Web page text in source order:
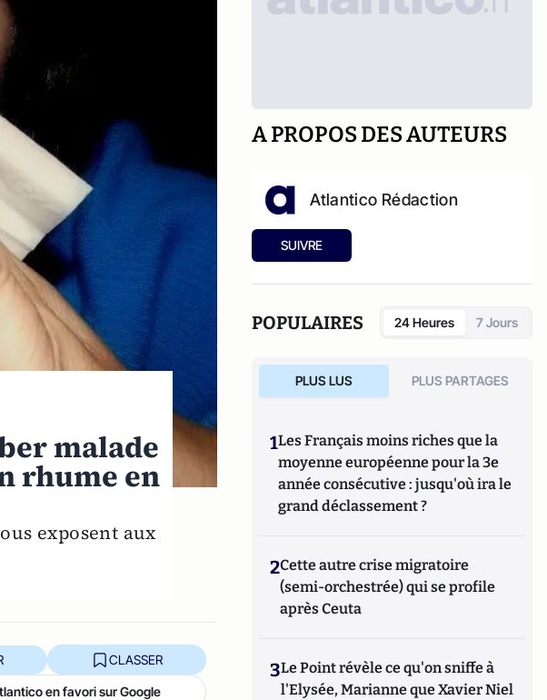
malade
rhume en
exposent aux
CLASSER
en favori sur Google
A PROPOS DES AUTEURS
Atlantico Rédaction
SUIVRE
POPULAIRES 24 Heures 7 Jours
PLUS LUS PLUS PARTAGES
1Les Français moins riches que la
moyenne européenne pour la 3e
année consécutive : jusqu'où ira le
grand déclassement ?
2Cette autre crise migratoire
(semi-orchestrée) qui se profile
après Ceuta
3Le Point révèle ce qu'on sniffe à
l'Elysée, Marianne que Xavier Niel